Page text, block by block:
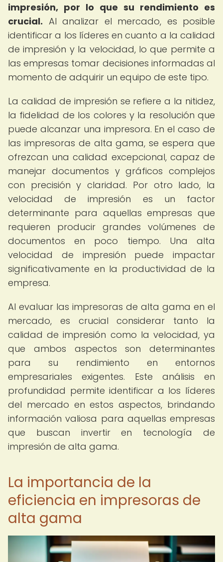
impresión, por lo que su rendimiento es
crucial. Al analizar el mercado, es posible
identificar a los líderes en cuanto a la calidad
de impresión y la velocidad, lo que permite a
las empresas tomar decisiones informadas al
momento de adquirir un equipo de este tipo.
La calidad de impresión se refiere a la nitidez,
la fidelidad de los colores y la resolución que
puede alcanzar una impresora. En el caso de
las impresoras de alta gama, se espera que
ofrezcan una calidad excepcional, capaz de
manejar documentos y gráficos complejos
con precisión y claridad. Por otro lado, la
velocidad de impresión es un factor
determinante para aquellas empresas que
requieren producir grandes volúmenes de
documentos en poco tiempo. Una alta
velocidad de impresión puede impactar
significativamente en la productividad de la
empresa.
Al evaluar las impresoras de alta gama en el
mercado, es crucial considerar tanto la
calidad de impresión como la velocidad, ya
que ambos aspectos son determinantes
para su rendimiento en entornos
empresariales exigentes. Este análisis en
profundidad permite identificar a los líderes
del mercado en estos aspectos, brindando
información valiosa para aquellas empresas
que buscan invertir en tecnología de
impresión de alta gama.
La importancia de la
eficiencia en impresoras de
alta gama